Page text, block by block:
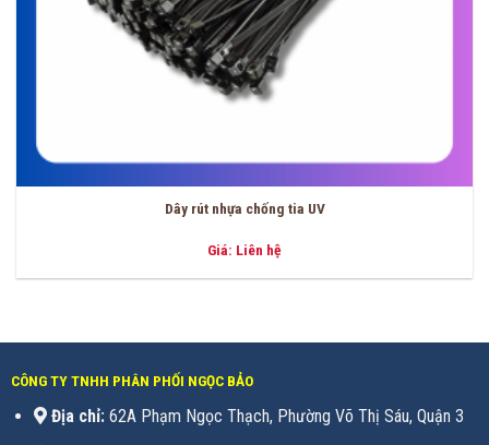
Dây rút nhựa chống tia UV
Giá: Liên hệ
CÔNG TY TNHH PHÂN PHỐI NGỌC BẢO
Địa chỉ:62A Phạm Ngọc Thạch, Phường Võ Thị Sáu, Quận 3